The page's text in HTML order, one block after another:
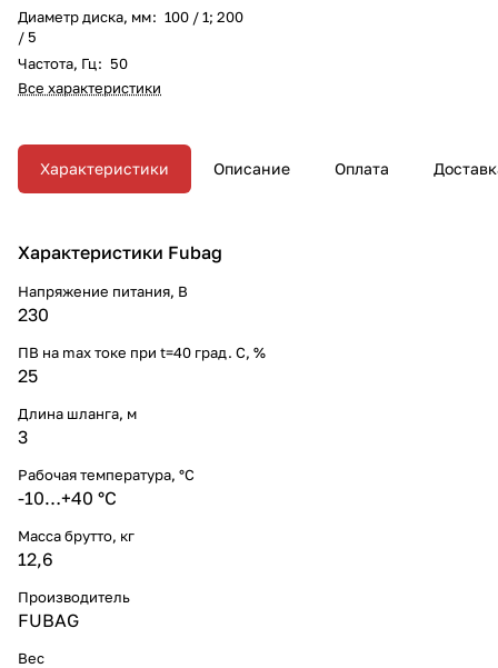
Диаметр диска, мм: 100 / 1; 200
/ 5
Частота, Гц: 50
Все характеристики
Характеристики Описание Оплата
Характеристики Fubag
Напряжение питания, В
230
ПВ на max токе при t=40 град. С, %
25
Длина шланга, м
3
Рабочая температура, °C
-10…+40 °С
Масса брутто, кг
12,6
Производитель
FUBAG
Вес